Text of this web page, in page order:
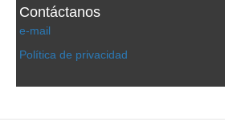
Contáctanos
e-mail
Política de privacidad